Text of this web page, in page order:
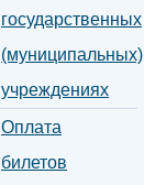
государственных
(муниципальных)
учреждениях
Оплата
билетов